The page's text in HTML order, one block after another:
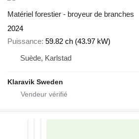
Matériel forestier - broyeur de branches
2024
Puissance 59.82 ch (43.97 kW)
Suède, Karlstad
Klaravik Sweden